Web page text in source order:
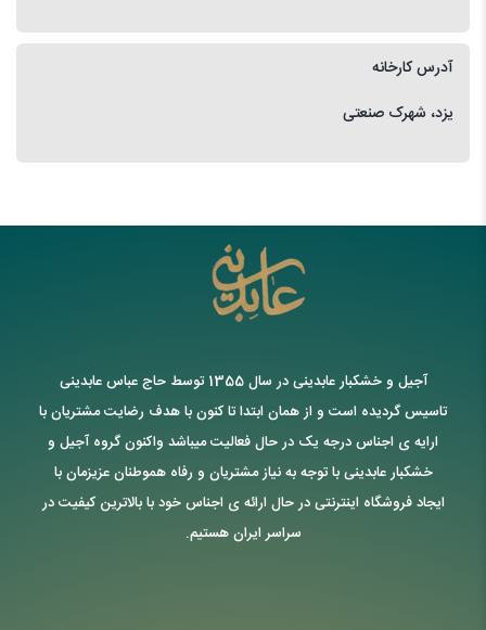
آدرس کارخانه
یزد، شهرک صنعتی
آجیل و خشکبار عابدینی در سال 1355 توسط حاج عباس عابدینی
تاسیس گردیده است و از همان ابتدا تا کنون با هدف رضایت مشتریان با
ارایه ی اجناس درجه یک در حال فعالیت میباشد واکنون گروه آجیل و
خشکبار عابدینی با توجه به نیاز مشتریان و رفاه هموطنان عزیزمان با
ایجاد فروشگاه اینترنتی در حال ارائه ی اجناس خود با بالاترین کیفیت در
سراسر ایران هستیم.